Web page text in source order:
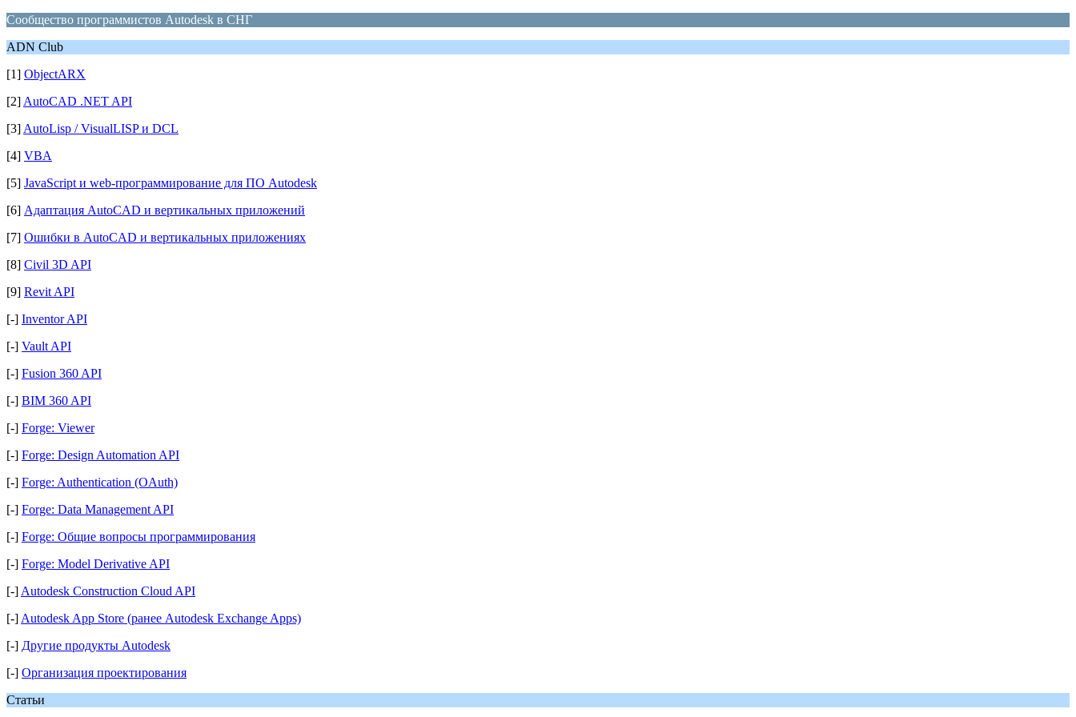
Сообщество программистов Autodesk в СНГ
ADN Club
[1] ObjectARX
[2] AutoCAD .NET API
[3] AutoLisp / VisualLISP и DCL
[4] VBA
[5] JavaScript и web-программирование для ПО Autodesk
[6] Адаптация AutoCAD и вертикальных приложений
[7] Ошибки в AutoCAD и вертикальных приложениях
[8] Civil 3D API
[9] Revit API
[-] Inventor API
[-] Vault API
[-] Fusion 360 API
[-] BIM 360 API
[-] Forge: Viewer
[-] Forge: Design Automation API
[-] Forge: Authentication (OAuth)
[-] Forge: Data Management API
[-] Forge: Общие вопросы программирования
[-] Forge: Model Derivative API
[-] Autodesk Construction Cloud API
[-] Autodesk App Store (ранее Autodesk Exchange Apps)
[-] Другие продукты Autodesk
[-] Организация проектирования
Статьи